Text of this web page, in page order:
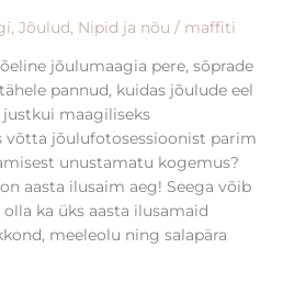
,Jõulud, Nipid ja nõu / maffiti
jõulumaagia pere, sõprade
pannud, kuidas jõulude eel
maagiliseks
võtta jõulufotosessioonist parim
unustamatu kogemus?
aasta ilusaim aeg! Seega võib
ka üks aasta ilusamaid
meeleolu ning salapära